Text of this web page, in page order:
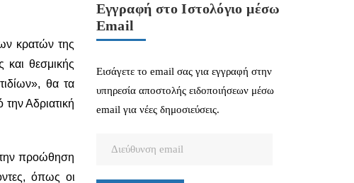
κρατών της
θεσμικής
θα τα
Αδριατική
την προώθηση
όπως οι
Εγγραφή στο Ιστολόγιο μέσω
Email
Εισάγετε το email σας για εγγραφή στην
υπηρεσία αποστολής ειδοποιήσεων μέσω
email για νέες δημοσιεύσεις.